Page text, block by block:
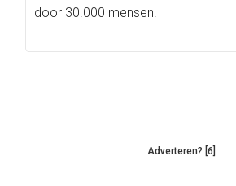
door 30.000 mensen.
Adverteren? [6]